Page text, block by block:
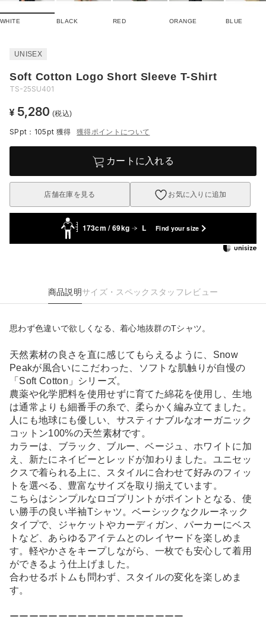
WHITE BLACK RED ORANGE BLUE
UNISEX
Soft Cotton Logo Short Sleeve T-Shirt
TS-25SU401
¥ 5,280 (税込)
SPpt：105pt 獲得 獲得ポイントについて
カートに入れる
店舗在庫を見る お気に入りに追加
173cm / 69kg L Find your size
商品説明サイズ・スペック スタッフレビュー
思わず色違いで欲しくなる、着心地抜群のTシャツ。
天然素材の良さを直に感じてもらえるように、Snow
Peakが風合いにこだわった、ソフトな肌触りが自慢の
「Soft Cotton」シリーズ。
農薬や化学肥料を使用せずに育てた綿花を使用し、生地
は通常よりも細番手の糸で、柔らかく編み立てました。
人にも地球にも優しい、サスティナブルなオーガニック
コットン100%の天竺素材です。
カラーは、ブラック、ブルー、ベージュ、ホワイトに加
え、新たにネイビーとレッドが加わりました。ユニセッ
クスで着られる上に、スタイルに合わせて好みのフィッ
トを選べる、豊富なサイズを取り揃えています。
こちらはシンプルなロゴプリントがポイントとなる、使
い勝手の良い半袖Tシャツ。ベーシックなクルーネック
タイプで、ジャケットやカーディガン、パーカーにベス
トなど、あらゆるアイテムとのレイヤードを楽しめま
す。軽やかさをキープしながら、一枚でも安心して着用
ができるよう仕上げました。
合わせるボトムも問わず、スタイルの変化を楽しめま
す。
ーーーーーーーーーーーーーーーーーー